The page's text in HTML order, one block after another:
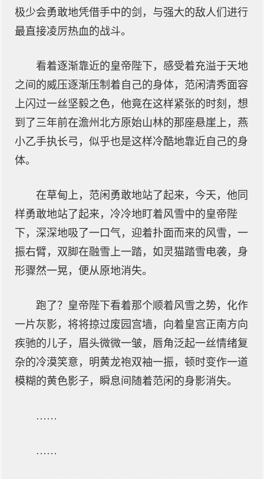
极少会勇敢地凭借手中的剑，与强大的敌人们进行
最直接凌厉热血的战斗。
看着逐渐靠近的皇帝陛下，感受着充溢于天地
之间的威压逐渐压制着自己的身体，范闲清秀面容
上闪过一丝坚毅之色，他竟在这样紧张的时刻，想
到了三年前在澹州北方原始山林的那座悬崖上，燕
小乙手执长弓，似乎也是这样冷酷地靠近自己的身
体。
在草甸上，范闲勇敢地站了起来，今天，他同
样勇敢地站了起来，冷冷地盯着风雪中的皇帝陛
下，深深地吸了一口气，迎着扑面而来的风雪，一
振右臂，双脚在融雪上一踏，如灵猫踏雪电袭，身
形骤然一晃，便从原地消失。
跑了？皇帝陛下看着那个顺着风雪之势，化作
一片灰影，将将掠过废园宫墙，向着皇宫正南方向
疾驰的儿子，眉头微微一皱，唇角泛起一丝情绪复
杂的冷漠笑意，明黄龙袍双袖一振，顿时变作一道
模糊的黄色影子，瞬息间随着范闲的身影消失。
……
……